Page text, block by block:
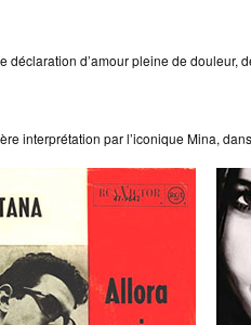
d’amour pleine de douleur,
interprétation par l’iconique Mina,